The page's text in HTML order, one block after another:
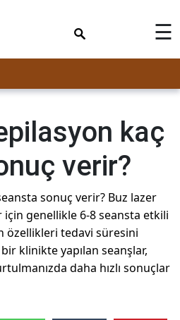
☰
kaç
verir?
sonuç verir? Buz lazer
için genellikle 6-8 seansta etkili
özellikleri tedavi süresini
klinikte yapılan seanşlar,
daha hızlı sonuçlar